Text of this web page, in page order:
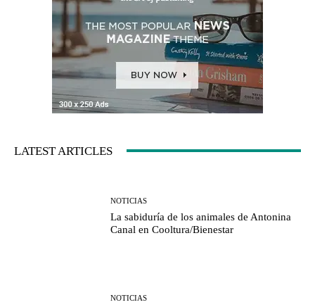
LATEST ARTICLES
NOTICIAS
La sabiduría de los animales de Antonina
Canal en Cooltura/Bienestar
NOTICIAS